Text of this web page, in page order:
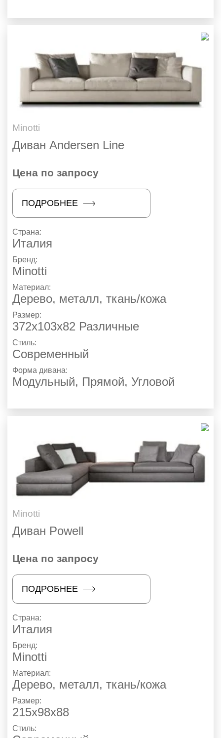
Minotti
Диван Andersen Line
Цена по запросу
ПОДРОБНЕЕ
Страна:
Италия
Бренд:
Minotti
Материал:
Дерево, металл, ткань/кожа
Размер:
372х103х82 Различные
Стиль:
Современный
Форма дивана:
Модульный, Прямой, Угловой
Minotti
Диван Powell
Цена по запросу
ПОДРОБНЕЕ
Страна:
Италия
Бренд:
Minotti
Материал:
Дерево, металл, ткань/кожа
Размер:
215х98х88
Стиль: